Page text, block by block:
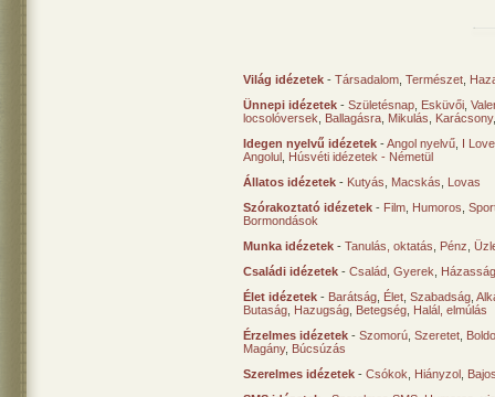
Világ idézetek - Társadalom Természet
Ünnepi idézetek - Születésnap Esküvői
locsolóversek
Ballagásra Mikulás Karácsony
Idegen nyelvű idézetek -Angol nyelvű I
Angolul Húsvéti idézetek - Németül
Állatos idézetek - Kutyás Macskás
Lovas
Szórakoztató idézetek - Film Humoros
Bormondások
Munka idézetek - Tanulás, oktatás Pénz
Családi idézetek - Család Gyerek
Élet idézetek - Barátság Élet Szabadság
Butaság Hazugság Betegség Halál, elmúlás
Érzelmes idézetek - Szomorú Szeretet
Magány, Búcsúzás
Szerelmes idézetek - Csókok Hiányzol